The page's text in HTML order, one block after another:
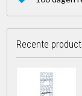
Recente